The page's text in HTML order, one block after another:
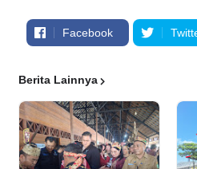
Facebook
Berita Lainnya